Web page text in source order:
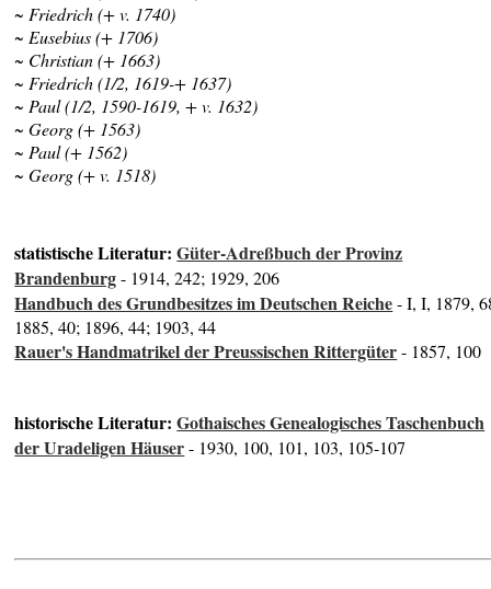
~ Friedrich (+ v. 1740)
~ Eusebius (+ 1706)
~ Christian (+ 1663)
~ Friedrich (1/2, 1619-+ 1637)
~ Paul (1/2, 1590-1619, + v. 1632)
~ Georg (+ 1563)
~ Paul (+ 1562)
~ Georg (+ v. 1518)
statistische Literatur:Güter-Adreßbuch der Provinz
Brandenburg- 1914, 242; 1929, 206
Handbuch des Grundbesitzes im Deutschen Reiche- I, I, 1879,
1885, 40; 1896, 44; 1903, 44
Rauer's Handmatrikel der Preussischen Rittergüter- 1857, 100
historische Literatur:Gothaisches Genealogisches Taschenbuch
der Uradeligen Häuser- 1930, 100, 101, 103, 105-107